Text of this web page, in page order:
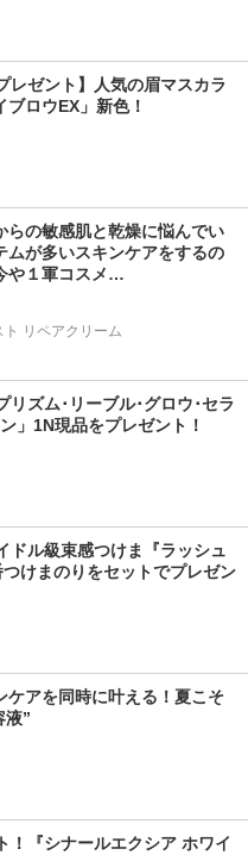
レゼント】人気の眉マスカラ
ブロウEX」新色！
らの敏感肌と乾燥に悩んでい
ムが多いスキンケアをするの
や１軍コスメ…
ト リペアクリーム
リズム･リーブル･グロウ･セラ
ドル級束感つけま『ラッシュ
けまのりをセットでプレゼン
ケアを同時に叶える！夏こそ
液”
！『シナールエクシア ホワイ